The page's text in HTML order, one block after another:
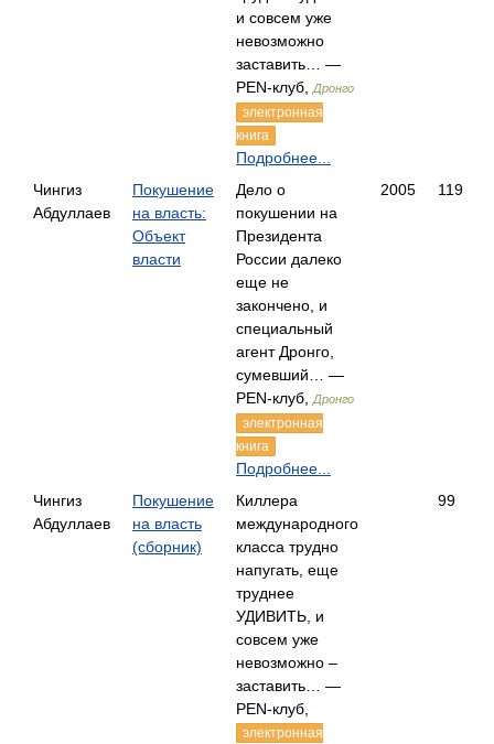
и совсем уже
невозможно
заставить… —
PEN-клуб,
Дронго
электронная
книга
Подробнее...
Чингиз
Абдуллаев
Покушение
на власть:
Объект
власти
Дело о
покушении на
Президента
России далеко
еще не
закончено, и
специальный
агент Дронго,
сумевший… —
PEN-клуб,
Дронго
электронная
книга
Подробнее...
2005 119
Чингиз
Абдуллаев
Покушение
на власть
(сборник)
Киллера
международного
класса трудно
напугать, еще
труднее
УДИВИТЬ, и
совсем уже
невозможно –
заставить… —
PEN-клуб,
электронная
99